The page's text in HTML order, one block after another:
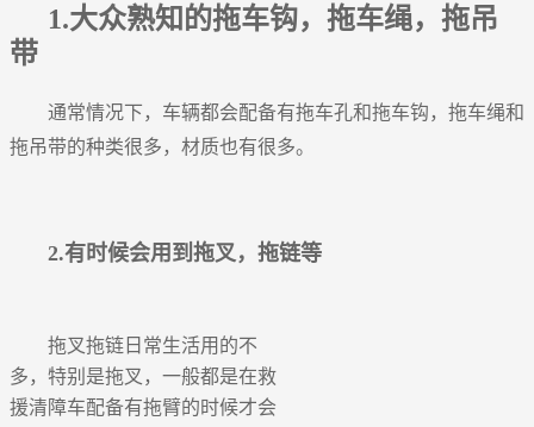
1.大众熟知的拖车钩，拖车绳，拖吊
带
通常情况下，车辆都会配备有拖车孔和拖车钩，拖车绳和
拖吊带的种类很多，材质也有很多。
2.有时候会用到拖叉，拖链等
拖叉拖链日常生活用的不
多，特别是拖叉，一般都是在救
援清障车配备有拖臂的时候才会